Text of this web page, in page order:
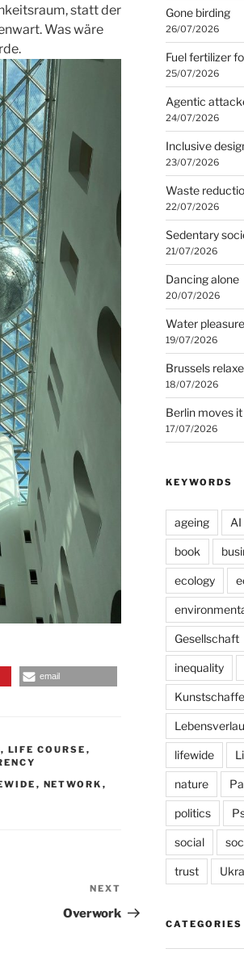
statt der
Was wäre
email
, LIFE COURSE ,
, NETWORK ,
Post
NEXT
Overwork
Gone birding
26/07/2026
Fuel fertilizer
25/07/2026
Agentic
24/07/2026
Inclusive
23/07/2026
Waste
22/07/2026
Sedentary
21/07/2026
Dancing alone
20/07/2026
Water
19/07/2026
Brussels
18/07/2026
Berlin moves it
17/07/2026
KEYWORDS
ageing AI
book
ecology
Gesellschaft
inequality
lifewide
nature
politics
social
trust